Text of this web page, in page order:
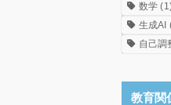
数学
生成AI
自己調
教育関